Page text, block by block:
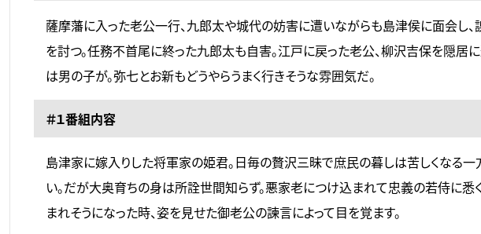
薩摩藩に入った老公一行、九郎太や城代の妨害に遭いながらも島津侯に面会し、
を討つ。任務不首尾に終った九郎太も自害。江戸に戻った老公、柳沢吉保を隠居
は男の子が。弥七とお新もどうやらうまく行きそうな雰囲気だ。
＃１番組内容
島津家に嫁入りした将軍家の姫君。日毎の贅沢三昧で庶民の暮しは苦しくなる
い。だが大奥育ちの身は所詮世間知らず。悪家老につけ込まれて忠義の若侍に
まれそうになった時、姿を見せた御老公の諫言によって目を覚ます。